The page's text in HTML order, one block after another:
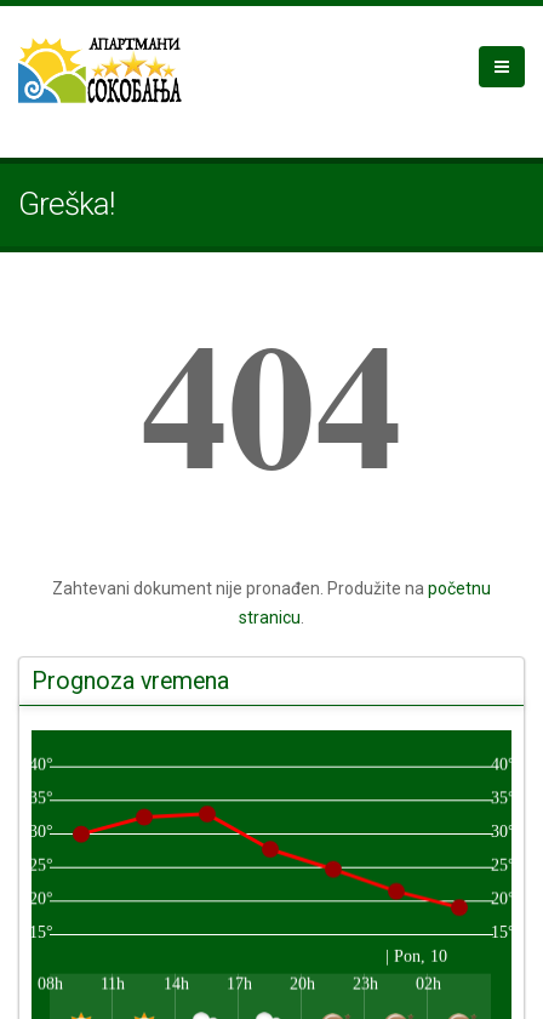
Greška!
404
Zahtevani dokument nije pronađen. Produžite na početnu
stranicu
Prognoza vremena